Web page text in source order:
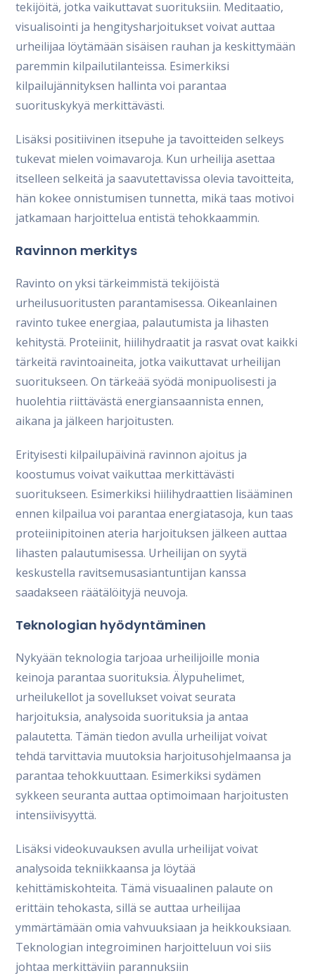
tekijöitä, jotka vaikuttavat suorituksiin. Meditaatio,
visualisointi ja hengitysharjoitukset voivat auttaa
urheilijaa löytämään sisäisen rauhan ja keskittymään
paremmin kilpailutilanteissa. Esimerkiksi
kilpailujännityksen hallinta voi parantaa
suorituskykyä merkittävästi.
Lisäksi positiivinen itsepuhe ja tavoitteiden selkeys
tukevat mielen voimavaroja. Kun urheilija asettaa
itselleen selkeitä ja saavutettavissa olevia tavoitteita,
hän kokee onnistumisen tunnetta, mikä taas motivoi
jatkamaan harjoittelua entistä tehokkaammin.
Ravinnon merkitys
Ravinto on yksi tärkeimmistä tekijöistä
urheilusuoritusten parantamisessa. Oikeanlainen
ravinto tukee energiaa, palautumista ja lihasten
kehitystä. Proteiinit, hiilihydraatit ja rasvat ovat kaikki
tärkeitä ravintoaineita, jotka vaikuttavat urheilijan
suoritukseen. On tärkeää syödä monipuolisesti ja
huolehtia riittävästä energiansaannista ennen,
aikana ja jälkeen harjoitusten.
Erityisesti kilpailupäivinä ravinnon ajoitus ja
koostumus voivat vaikuttaa merkittävästi
suoritukseen. Esimerkiksi hiilihydraattien lisääminen
ennen kilpailua voi parantaa energiatasoja, kun taas
proteiinipitoinen ateria harjoituksen jälkeen auttaa
lihasten palautumisessa. Urheilijan on syytä
keskustella ravitsemusasiantuntijan kanssa
saadakseen räätälöityjä neuvoja.
Teknologian hyödyntäminen
Nykyään teknologia tarjoaa urheilijoille monia
keinoja parantaa suorituksia. Älypuhelimet,
urheilukellot ja sovellukset voivat seurata
harjoituksia, analysoida suorituksia ja antaa
palautetta. Tämän tiedon avulla urheilijat voivat
tehdä tarvittavia muutoksia harjoitusohjelmaansa ja
parantaa tehokkuuttaan. Esimerkiksi sydämen
sykkeen seuranta auttaa optimoimaan harjoitusten
intensiivisyyttä.
Lisäksi videokuvauksen avulla urheilijat voivat
analysoida tekniikkaansa ja löytää
kehittämiskohteita. Tämä visuaalinen palaute on
erittäin tehokasta, sillä se auttaa urheilijaa
ymmärtämään omia vahvuuksiaan ja heikkouksiaan.
Teknologian integroiminen harjoitteluun voi siis
johtaa merkittäviin parannuksiin